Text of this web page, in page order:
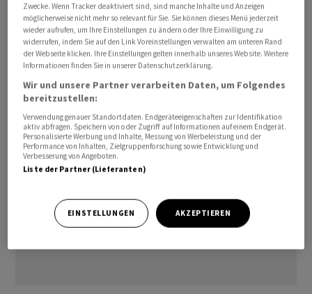
Die Jahresbilanz der Industrie fällt schwach aus: Im
Gesamtjahr 2023 lag die Produktion 0,8 Prozent unter
dem Niveau von 2022./bgf/jkr/stk
(AWP)
Zwecke. Wenn Tracker deaktiviert sind, sind manche Inhalte und Anzeigen
möglicherweise nicht mehr so relevant für Sie. Sie können dieses Menü jederzeit
wieder aufrufen, um Ihre Einstellungen zu ändern oder Ihre Einwilligung zu
widerrufen, indem Sie auf den Link Voreinstellungen verwalten am unteren Rand
der Webseite klicken. Ihre Einstellungen gelten innerhalb unseres Website. Weitere
Informationen finden Sie in unserer Datenschutzerklärung.
Wir und unsere Partner verarbeiten Daten, um Folgendes
bereitzustellen:
Verwendung genauer Standortdaten. Endgeräteeigenschaften zur Identifikation
aktiv abfragen. Speichern von oder Zugriff auf Informationen auf einem Endgerät.
Personalisierte Werbung und Inhalte, Messung von Werbeleistung und der
Performance von Inhalten, Zielgruppenforschung sowie Entwicklung und
Verbesserung von Angeboten.
Liste der Partner (Lieferanten)
EINSTELLUNGEN AKZEPTIEREN